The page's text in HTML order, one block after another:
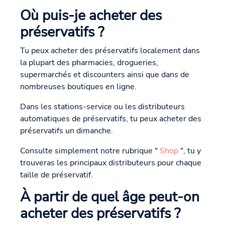
Où puis-je acheter des
préservatifs ?
Tu peux acheter des préservatifs localement dans
la plupart des pharmacies, drogueries,
supermarchés et discounters ainsi que dans de
nombreuses boutiques en ligne.
Dans les stations-service ou les distributeurs
automatiques de préservatifs, tu peux acheter des
préservatifs un dimanche.
Consulte simplement notre rubrique " Shop ", tu y
trouveras les principaux distributeurs pour chaque
taille de préservatif.
À partir de quel âge peut-on
acheter des préservatifs ?